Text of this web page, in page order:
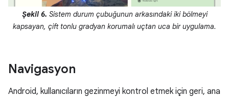
Şekil 6. Sistem durum çubuğunun arkasındaki iki bölmeyi
kapsayan, çift tonlu gradyan korumalı uçtan uca bir uygulama.
Navigasyon
Android, kullanıcıların gezinmeyi kontrol etmek için geri, ana